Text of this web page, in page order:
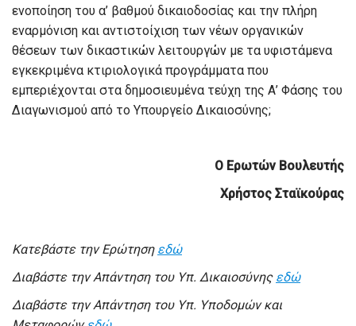
ενοποίηση του α’ βαθμού δικαιοδοσίας και την πλήρη
εναρμόνιση και αντιστοίχιση των νέων οργανικών
θέσεων των δικαστικών λειτουργών με τα υφιστάμενα
εγκεκριμένα κτιριολογικά προγράμματα που
εμπεριέχονται στα δημοσιευμένα τεύχη της Α’ Φάσης του
Διαγωνισμού από το Υπουργείο Δικαιοσύνης;
Ο Ερωτών Βουλευτής
Χρήστος Σταϊκούρας
Κατεβάστε την Ερώτηση εδώ
Διαβάστε την Απάντηση του Υπ. Δικαιοσύνης εδώ
Διαβάστε την Απάντηση του Υπ. Υποδομών και